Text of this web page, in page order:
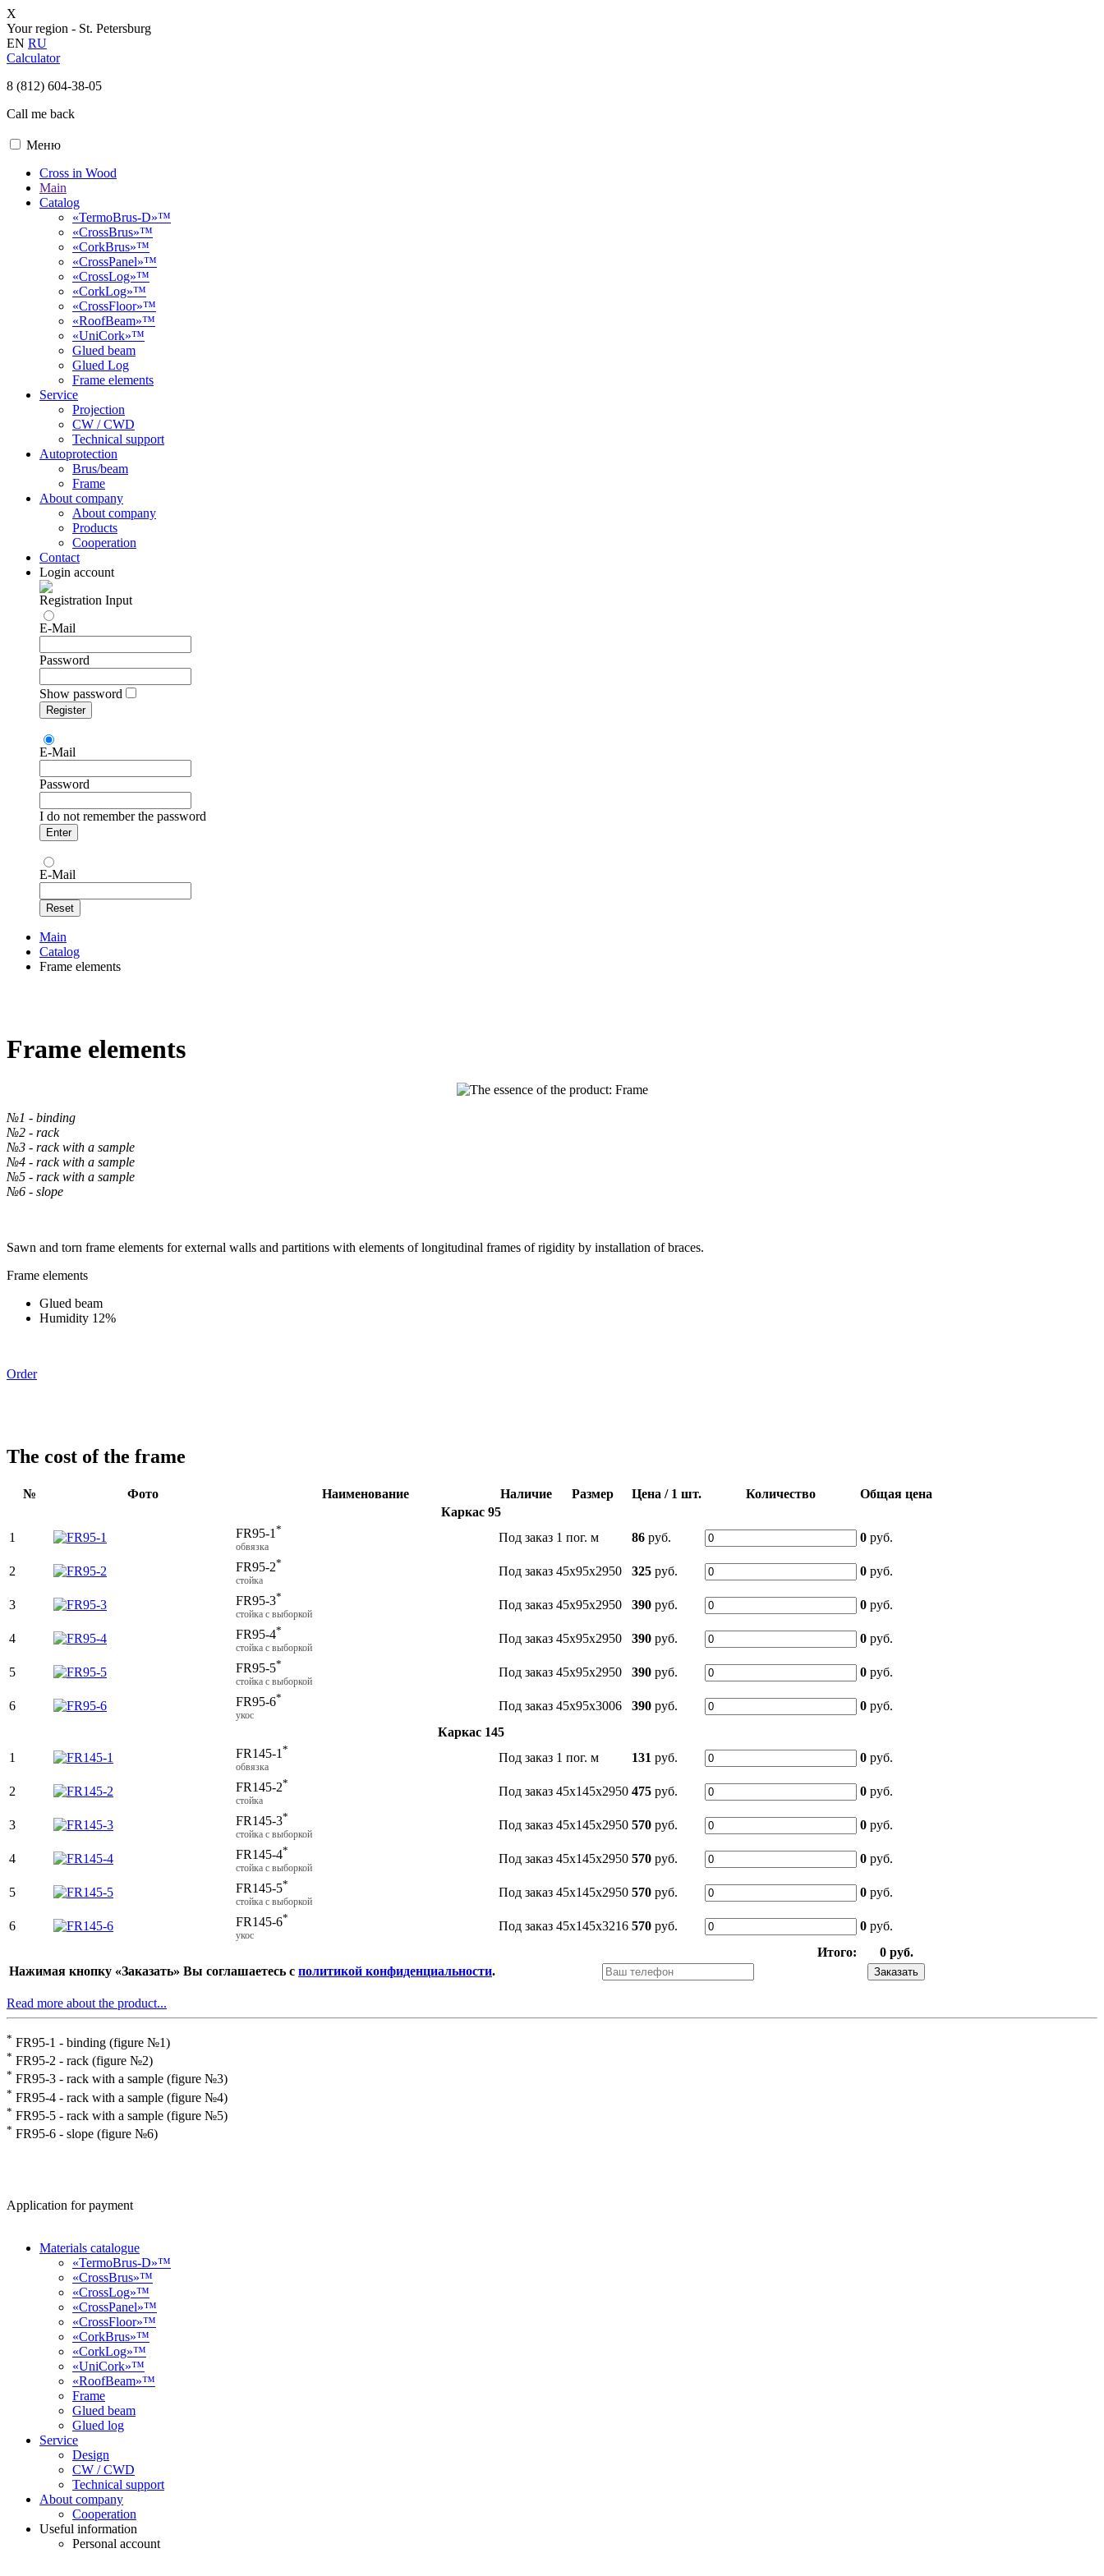
X
Your region - St. Petersburg
EN RU
Calculator
8 (812) 604-38-05
Call me back
Меню
Cross in Wood
Main
Catalog
«TermoBrus-D»™
«CrossBrus»™
«CorkBrus»™
«CrossPanel»™
«CrossLog»™
«CorkLog»™
«CrossFloor»™
«RoofBeam»™
«UniCork»™
Glued beam
Glued Log
Frame elements
Service
Projection
CW / CWD
Technical support
Autoprotection
Brus/beam
Frame
About company
About company
Products
Cooperation
Contact
Login account
Registration Input
E-Mail
Password
Show password
E-Mail
Password
I do not remember the password
E-Mail
Main
Catalog
Frame elements
Frame elements
№1 - binding
№2 - rack
№3 - rack with a sample
№4 - rack with a sample
№5 - rack with a sample
№6 - slope
Sawn and torn frame elements for external walls and partitions with elements of longitudinal frames of rigidity by installation of braces.
Frame elements
Glued beam
Humidity 12%
Order
The cost of the frame
№ Фото Наименование Наличие Размер Цена / 1 шт. Количество
Общая цена
Каркас 95
1
FR95-1 *
обвязка
Под заказ 1 пог. м 86 руб. 0 руб.
2 FR95-2*
стойка
Под заказ 45x95x2950 325 руб. 0 руб.
3 FR95-3*
стойка с выборкой
Под заказ 45x95x2950 390 руб. 0 руб.
4 FR95-4*
стойка с выборкой
Под заказ 45x95x2950 390 руб. 0 руб.
5 FR95-5*
стойка с выборкой
Под заказ 45x95x2950 390 руб. 0 руб.
6 FR95-6*
укос
Под заказ 45x95x3006 390 руб. 0 руб.
Каркас 145
1
FR145-1 *
обвязка
Под заказ 1 пог. м 131 руб. 0 руб.
2 FR145-2*
стойка
Под заказ 45x145x2950 475 руб. 0 руб.
3 FR145-3*
стойка с выборкой
Под заказ 45x145x2950 570 руб. 0 руб.
4 FR145-4*
стойка с выборкой
Под заказ 45x145x2950 570 руб. 0 руб.
5 FR145-5*
стойка с выборкой
Под заказ 45x145x2950 570 руб. 0 руб.
6 FR145-6*
укос
Под заказ 45x145x3216 570 руб. 0 руб.
Итого:
0 руб.
Нажимая кнопку «Заказать» Вы соглашаетесь с политикой конфиденциальности.
Read more about the product...
* FR95-1 - binding (figure №1)
* FR95-2 - rack (figure №2)
* FR95-3 - rack with a sample (figure №3)
* FR95-4 - rack with a sample (figure №4)
* FR95-5 - rack with a sample (figure №5)
* FR95-6 - slope (figure №6)
Application for payment
Materials catalogue
«TermoBrus-D»™
«CrossBrus»™
«CrossLog»™
«CrossPanel»™
«CrossFloor»™
«CorkBrus»™
«CorkLog»™
«UniCork»™
«RoofBeam»™
Frame
Glued beam
Glued log
Service
Design
CW / CWD
Technical support
About company
Cooperation
Useful information
Personal account